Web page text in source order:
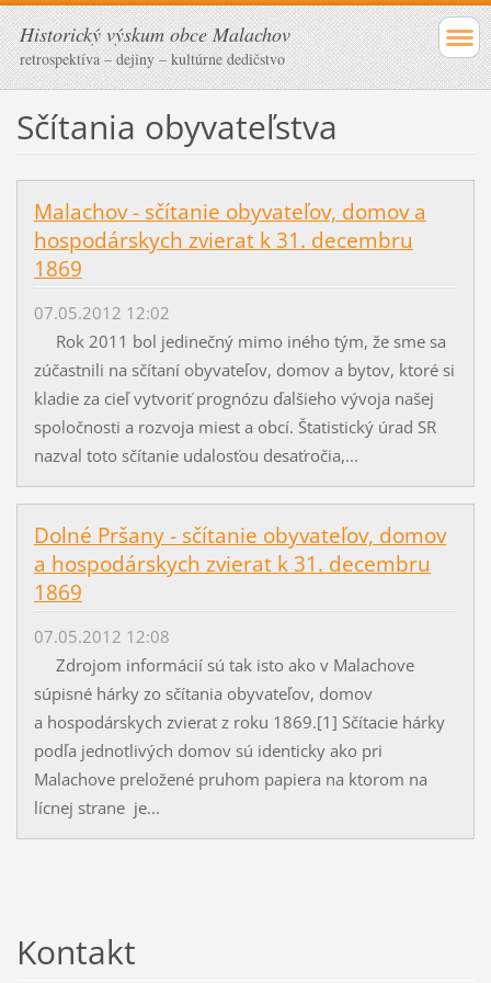
Historický výskum obce Malachov
retrospektíva – dejiny – kultúrne dedičstvo
Sčítania obyvateľstva
Malachov - sčítanie obyvateľov, domov a
hospodárskych zvierat k 31. decembru
1869
07.05.2012 12:02
Rok 2011 bol jedinečný mimo iného tým, že sme sa
zúčastnili na sčítaní obyvateľov, domov a bytov, ktoré si
kladie za cieľ vytvoriť prognózu ďalšieho vývoja našej
spoločnosti a rozvoja miest a obcí. Štatistický úrad SR
nazval toto sčítanie udalosťou desaťročia,...
Dolné Pršany - sčítanie obyvateľov, domov
a hospodárskych zvierat k 31. decembru
1869
07.05.2012 12:08
Zdrojom informácií sú tak isto ako v Malachove
súpisné hárky zo sčítania obyvateľov, domov
a hospodárskych zvierat z roku 1869.[1] Sčítacie hárky
podľa jednotlivých domov sú identicky ako pri
Malachove preložené pruhom papiera na ktorom na
lícnej strane je...
Kontakt